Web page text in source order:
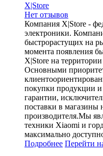
X|Store
Нет отзывов
Компания X|Store -
электроники.
быстрорастущих на
момента появления
X|Store на
Основными
покупки продукции и
гарантии,
поставки в магазины
производителя.Мы
техники Xiaomi и
максимально
Подробнее Перейти